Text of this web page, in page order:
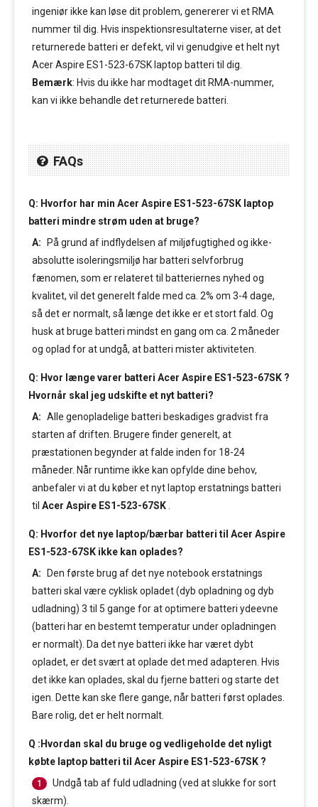
ingeniør ikke kan løse dit problem, genererer vi et RMA
nummer til dig. Hvis inspektionsresultaterne viser, at det
returnerede batteri er defekt, vil vi genudgive et helt nyt
Acer Aspire ES1-523-67SK laptop batteri til dig.
Bemærk: Hvis du ikke har modtaget dit RMA-nummer,
kan vi ikke behandle det returnerede batteri.
FAQs
Q: Hvorfor har min Acer Aspire ES1-523-67SK laptop
batteri mindre strøm uden at bruge?
A:
På grund af indflydelsen af miljøfugtighed og ikke-
absolutte isoleringsmiljø har batteri selvforbrug
fænomen, som er relateret til batteriernes nyhed og
kvalitet, vil det generelt falde med ca. 2% om 3-4 dage,
så det er normalt, så længe det ikke er et stort fald. Og
husk at bruge batteri mindst en gang om ca. 2 måneder
og oplad for at undgå, at batteri mister aktiviteten.
Q: Hvor længe varer batteri Acer Aspire ES1-523-67SK ?
Hvornår skal jeg udskifte et nyt batteri?
A: Alle genopladelige batteri beskadiges gradvist fra
starten af driften. Brugere finder generelt, at
præstationen begynder at falde inden for 18-24
måneder. Når runtime ikke kan opfylde dine behov,
anbefaler vi at du køber et nyt laptop erstatnings batteri
til Acer Aspire ES1-523-67SK
Q: Hvorfor det nye laptop/bærbar batteri til Acer Aspire
ES1-523-67SK ikke kan oplades?
A:
Den første brug af det nye notebook erstatnings
batteri skal være cyklisk opladet (dyb opladning og dyb
udladning) 3 til 5 gange for at optimere batteri ydeevne
(batteri har en bestemt temperatur under opladningen
er normalt). Da det nye batteri ikke har været dybt
opladet, er det svært at oplade det med adapteren. Hvis
det ikke kan oplades, skal du fjerne batteri og starte det
igen. Dette kan ske flere gange, når batteri først oplades.
Bare rolig, det er helt normalt.
Q :Hvordan skal du bruge og vedligeholde det nyligt
købte laptop batteri til Acer Aspire ES1-523-67SK ?
1
Undgå tab af fuld udladning (ved at slukke for sort
skærm).